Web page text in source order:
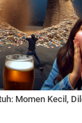
Momen Kecil,